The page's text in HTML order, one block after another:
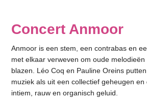
Concert Anmoor
Anmoor is een stem, een contrabas en
met elkaar verweven om oude
blazen. Léo Coq en Pauline Oreins
muziek als uit een collectief geheugen
intiem, rauw en organisch geluid.